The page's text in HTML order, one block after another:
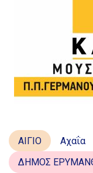
ΑΙΓΙΟ Αχαΐα
ΔΗΜΟΣ